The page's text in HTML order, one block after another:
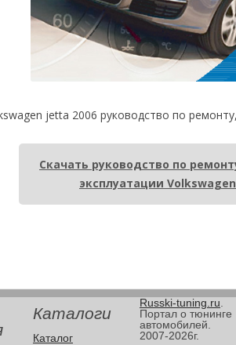
jetta 2006 руководство по
Скачать руководство по
эксплуатации
Каталоги
Каталог
Russki-tuning.ru
Портал о тюнинге
автомобилей.
2007-2026г.